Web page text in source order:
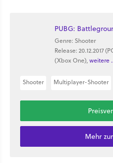
PUBG:
Genre: Shooter
Release: 20.12.2017
(Xbox One), weitere
Shooter Multiplayer-Shooter
Mehr